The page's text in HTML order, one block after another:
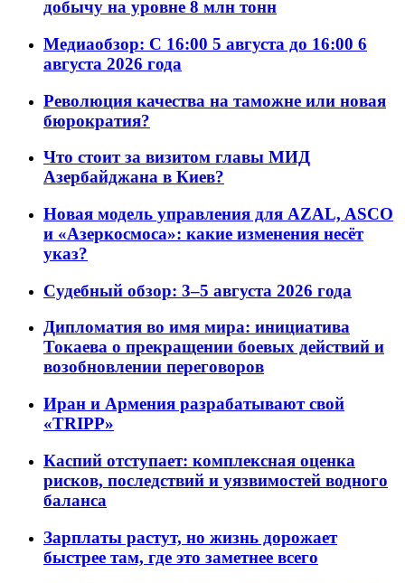
добычу на уровне 8 млн тонн
Медиаобзор: С 16:00 5 августа до 16:00 6
августа 2026 года
Революция качества на таможне или новая
бюрократия?
Что стоит за визитом главы МИД
Азербайджана в Киев?
Новая модель управления для AZAL, ASCO
и «Азеркосмоса»: какие изменения несёт
указ?
Судебный обзор: 3–5 августа 2026 года
Дипломатия во имя мира: инициатива
Токаева о прекращении боевых действий и
возобновлении переговоров
Иран и Армения разрабатывают свой
«TRIPP»
Каспий отступает: комплексная оценка
рисков, последствий и уязвимостей водного
баланса
Зарплаты растут, но жизнь дорожает
быстрее там, где это заметнее всего